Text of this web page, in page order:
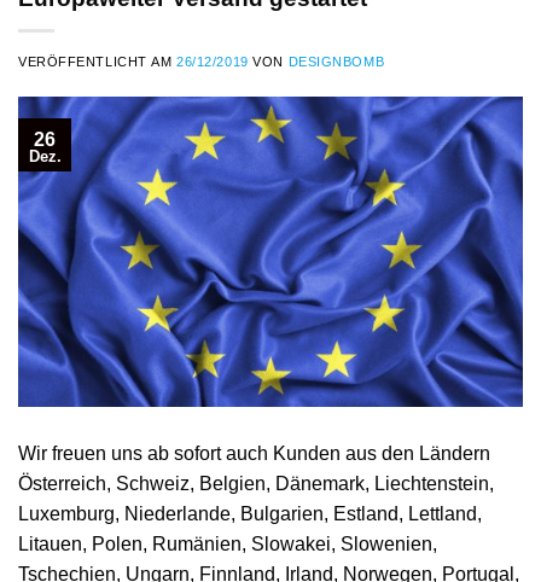
VERÖFFENTLICHT AM26/12/2019 VON DESIGNBOMB
26
Dez.
Wir freuen uns ab sofort auch Kunden aus den Ländern
Österreich, Schweiz, Belgien, Dänemark, Liechtenstein,
Luxemburg, Niederlande, Bulgarien, Estland, Lettland,
Litauen, Polen, Rumänien, Slowakei, Slowenien,
Tschechien, Ungarn, Finnland, Irland, Norwegen, Portugal,